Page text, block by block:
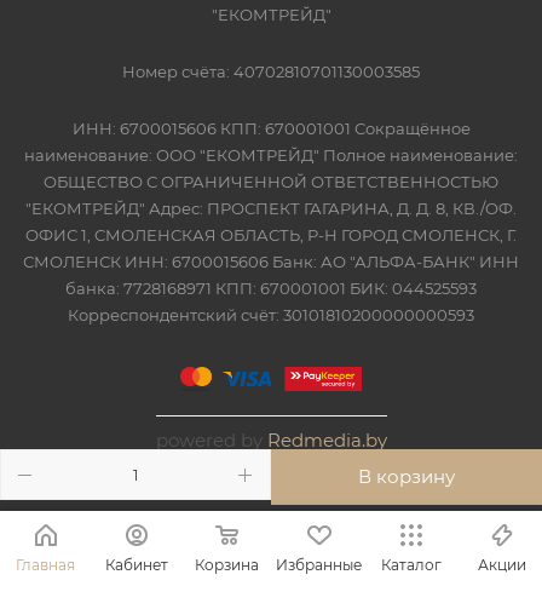
В корзину
"ЕКОМТРЕЙД"
Номер счёта: 40702810701130003585
ИНН: 6700015606 КПП: 670001001 Сокращённое
наименование: ООО "ЕКОМТРЕЙД" Полное наименование:
ОБЩЕСТВО С ОГРАНИЧЕННОЙ ОТВЕТСТВЕННОСТЬЮ
"ЕКОМТРЕЙД" Адрес: ПРОСПЕКТ ГАГАРИНА, Д. Д. 8, КВ./ОФ.
ОФИС 1, СМОЛЕНСКАЯ ОБЛАСТЬ, Р-Н ГОРОД СМОЛЕНСК, Г.
СМОЛЕНСК ИНН: 6700015606 Банк: АО "АЛЬФА-БАНК" ИНН
банка: 7728168971 КПП: 670001001 БИК: 044525593
Корреспондентский счёт: 30101810200000000593
powered by Redmedia.by
Главная Кабинет Корзина Избранные Каталог Акции